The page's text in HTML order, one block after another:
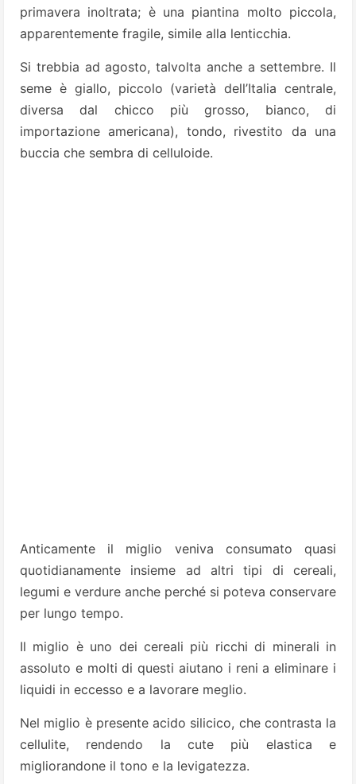
primavera inoltrata; è una piantina molto piccola,
apparentemente fragile, simile alla lenticchia.
Si trebbia ad agosto, talvolta anche a settembre. Il
seme è giallo, piccolo (varietà dell’Italia centrale,
diversa dal chicco più grosso, bianco, di
importazione americana), tondo, rivestito da una
buccia che sembra di celluloide.
Anticamente il miglio veniva consumato quasi
quotidianamente insieme ad altri tipi di cereali,
legumi e verdure anche perché si poteva conservare
per lungo tempo.
Il miglio è uno dei cereali più ricchi di minerali in
assoluto e molti di questi aiutano i reni a eliminare i
liquidi in eccesso e a lavorare meglio.
Nel miglio è presente acido silicico, che contrasta la
cellulite, rendendo la cute più elastica e
migliorandone il tono e la levigatezza.